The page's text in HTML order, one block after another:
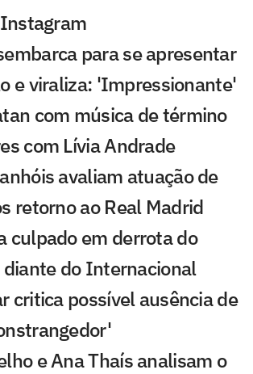
para se apresentar
e viraliza: 'Impressionante'
com música de término
com Lívia Andrade
avaliam atuação de
retorno ao Real Madrid
culpado em derrota do
do Internacional
critica possível ausência de
e Ana Thaís analisam o